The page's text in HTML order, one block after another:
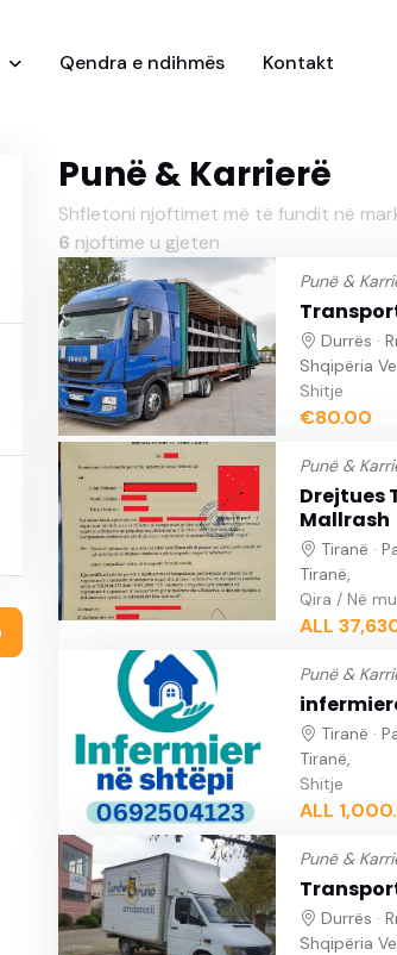
Qendra e ndihmës Kontakt
Punë & Karrierë
Shfletoni njoftimet më të fundit në
6 njoftime u gjeten
Punë &
Durrës ·
Shqipëria
Shitje
€80.00
Punë &
Drejtues
Mallrash
Tiranë ·
Tiranë,
Qira / Në
ALL
Punë &
Tiranë ·
Tiranë,
Shitje
ALL
Punë &
Durrës ·
Shqipëria